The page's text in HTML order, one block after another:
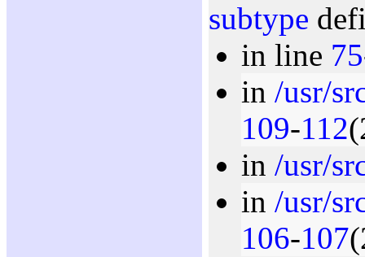
subtype
in line 75
in /usr/
109-112
in /usr/
in /usr/
106-107